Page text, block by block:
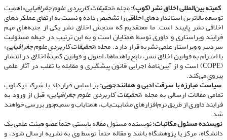
​​​​​​​کمیته بین‌المللی اخلاق نشر (کوپ):مجله «تحقیقات کاربردی علوم جغرافیایی» اهمیت
توسعه بالاترین استانداردهای اخلاقی را تشخیص داده و نسبت به ارتقای عملکردهای
اخلاقی نشر پایبند است. ما معتقدیم که سنجش اخلاق نشر یکی از جنبه‌های مهم
فرایند ویراستاری و داوری توسط همتایان است و به این ترتیب در حیطه مسئولیت
سردبیر و ویراستار علمی نشریه قرار دارد. مجله «تحقیقات کاربردی علوم جغرافیایی»
با احترام به قوانین اخلاق نشر، تابع راهنماها، اصول و قوانین کمیتۀ اخلاق در انتشار
(COPE) است و از آیین‌نامۀ اجرایی قانون پیشگیری و مقابله با تقلب در آثار علمی
پیروی می‌کند.
​​​​​​​سیاست مبارزه با سرقت ادبی و همانندجویی:بر اساس قرارداد با شرکت یکتاوب
تمامی مقالات ارسالی به مجله «تحقیقات کاربردی علوم جغرافیایی» قبل از ورود به
فرایند داوری از طریق نرم‌افزارهای مشابهت‌یاب، همتایاب و سمیم‌نور بررسی خواهند
شد.
​​​​​​​نویسنده مسئول مکاتبات:نویسنده مسئول مقاله بایستی حتماً عضو هیئت علمی یک
دانشگاه، مرکز یا پژوهشگاه باشد و مقاله حتماً توسط وی به نشریه ارسال شود، و